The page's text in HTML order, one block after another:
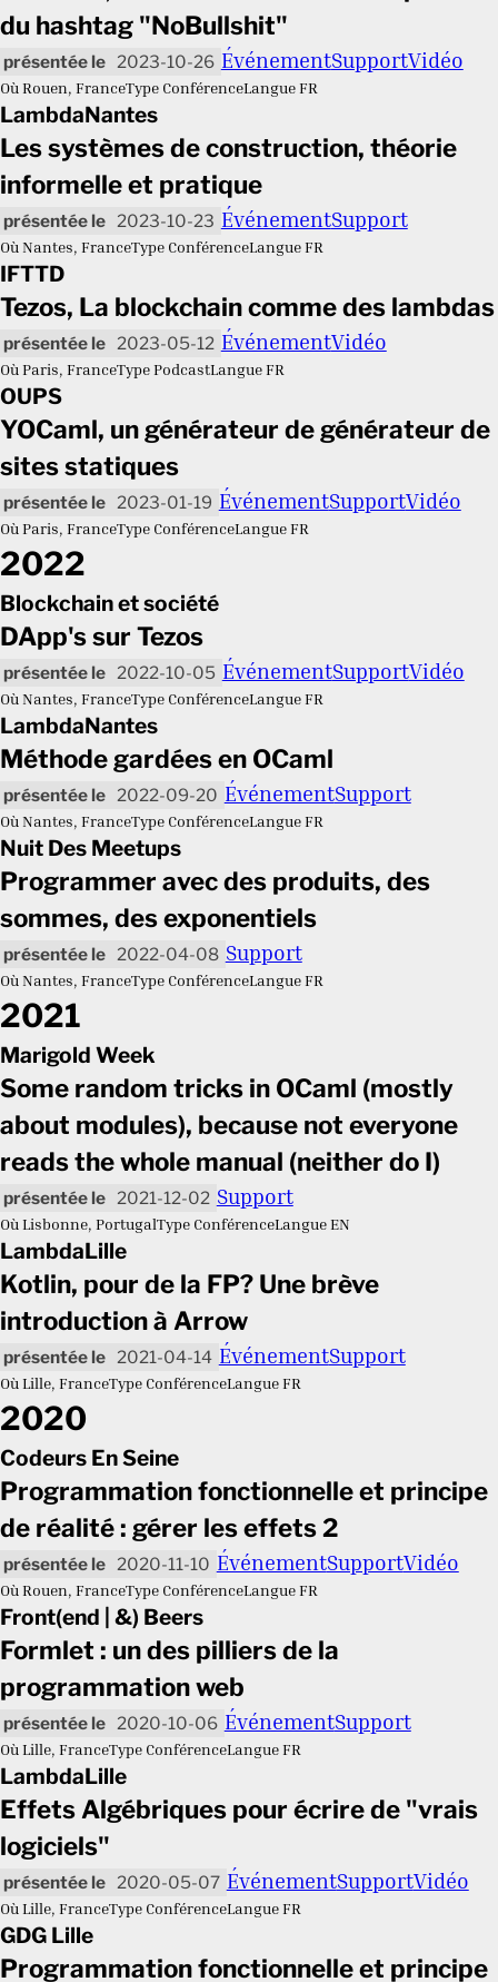
du hashtag "NoBullshit"
2023-10-26 ÉvénementSupportVidéo
Où Rouen, FranceType ConférenceLangueFR
LambdaNantes
Les systèmes de construction, théorie
informelle et pratique
2023-10-23 ÉvénementSupport
Où Nantes, FranceType ConférenceLangueFR
IFTTD
Tezos, La blockchain comme des lambdas
2023-05-12 ÉvénementVidéo
Où Paris, FranceTypePodcastLangueFR
OUPS
YOCaml, un générateur de générateur de
sites statiques
2023-01-19 ÉvénementSupportVidéo
Où Paris, FranceType ConférenceLangueFR
2022
Blockchain et société
DApp's sur Tezos
2022-10-05 ÉvénementSupportVidéo
Où Nantes, FranceType ConférenceLangueFR
LambdaNantes
Méthode gardées en OCaml
2022-09-20 ÉvénementSupport
Où Nantes, FranceType ConférenceLangueFR
Nuit Des Meetups
Programmer avec des produits, des
sommes, des exponentiels
2022-04-08 Support
Où Nantes, FranceType ConférenceLangueFR
2021
Marigold Week
Some random tricks in OCaml (mostly
about modules), because not everyone
reads the whole manual (neither do I)
2021-12-02 Support
Où Lisbonne, PortugalType ConférenceLangueEN
LambdaLille
Kotlin, pour de la FP? Une brève
introduction à Arrow
2021-04-14 ÉvénementSupport
Où Lille, FranceType ConférenceLangueFR
2020
Codeurs En Seine
Programmation fonctionnelle et principe
de réalité : gérer les effets 2
2020-11-10 ÉvénementSupportVidéo
Où Rouen, FranceType ConférenceLangueFR
Front(end | &) Beers
Formlet : un des pilliers de la
programmation web
2020-10-06 ÉvénementSupport
Où Lille, FranceType ConférenceLangueFR
LambdaLille
Effets Algébriques pour écrire de "vrais
logiciels"
2020-05-07 ÉvénementSupportVidéo
Où Lille, FranceType ConférenceLangueFR
GDG Lille
Programmation fonctionnelle et principe